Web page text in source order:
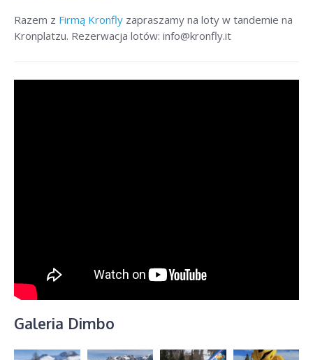
Razem z Firmą Kronfly zapraszamy na loty w tandemie na
Kronplatzu. Rezerwacja lotów: info@kronfly.it
Galeria Dimbo